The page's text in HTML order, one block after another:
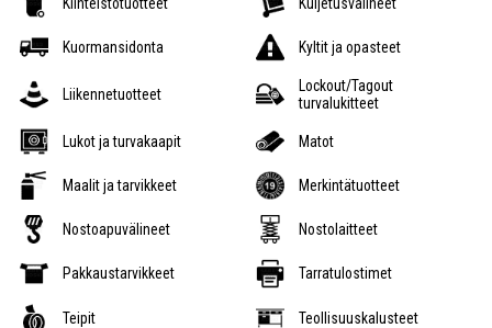
Kuormansidonta Kyltit ja opasteet
Liikennetuotteet
Lockout/Tagout
turvalukitteet
Lukot ja turvakaapit Matot
Maalit ja tarvikkeet Merkintätuotteet
Nostoapuvälineet Nostolaitteet
Pakkaustarvikkeet Tarratulostimet
Teipit Teollisuuskalusteet